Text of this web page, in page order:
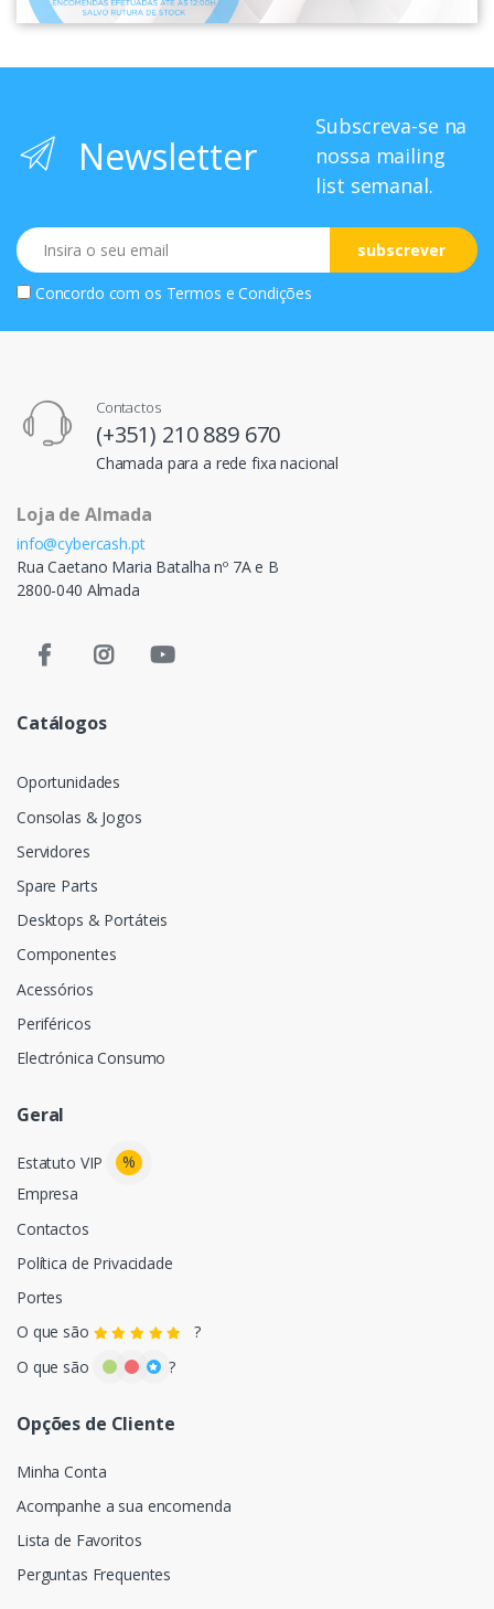
Newsletter
Subscreva-se na
nossa mailing
list semanal.
Email
subscrever
Concordo com os Termos e Condições
Contactos
(+351) 210 889 670
Chamada para a rede fixa nacional
Loja de Almada
info@cybercash.pt
Rua Caetano Maria Batalha nº 7A e B
2800-040 Almada
Catálogos
Oportunidades
Consolas & Jogos
Servidores
Spare Parts
Desktops & Portáteis
Componentes
Acessórios
Periféricos
Electrónica Consumo
Geral
Estatuto VIP
%
Empresa
Contactos
Política de Privacidade
Portes
O que são
?
O que são
?
Opções de Cliente
Minha Conta
Acompanhe a sua encomenda
Lista de Favoritos
Perguntas Frequentes